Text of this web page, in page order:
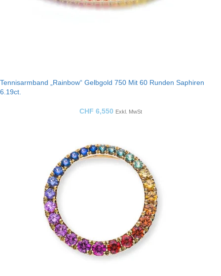
Tennisarmband „Rainbow“ Gelbgold 750 Mit 60 Runden Saphiren
6.19ct.
CHF 6,550 Exkl. MwSt